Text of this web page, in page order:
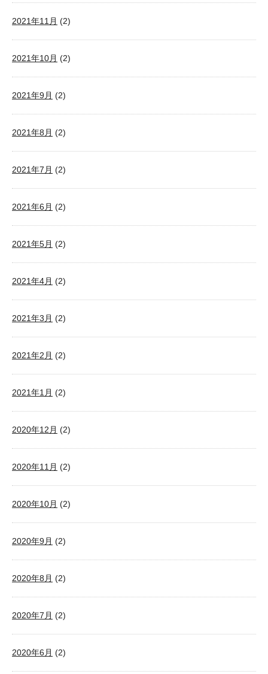
2021年11月 (2)
2021年10月 (2)
2021年9月 (2)
2021年8月 (2)
2021年7月 (2)
2021年6月 (2)
2021年5月 (2)
2021年4月 (2)
2021年3月 (2)
2021年2月 (2)
2021年1月 (2)
2020年12月 (2)
2020年11月 (2)
2020年10月 (2)
2020年9月 (2)
2020年8月 (2)
2020年7月 (2)
2020年6月 (2)